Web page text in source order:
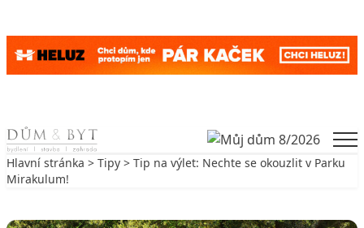
Skip to content
Hlavní stránka > Tipy > Tip na výlet: Nechte se okouzlit v Parku
Mirakulum!